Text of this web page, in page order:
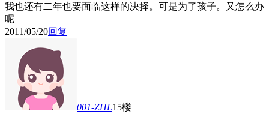
我也还有二年也要面临这样的决择。可是为了孩子。又怎么办
呢
2011/05/20回复
001-ZHL15楼